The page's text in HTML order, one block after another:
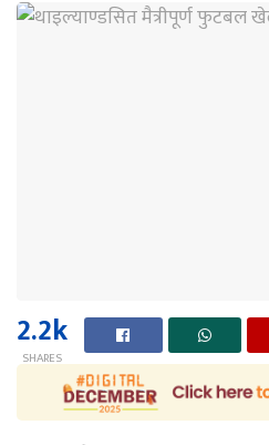
2.2k
SHARES